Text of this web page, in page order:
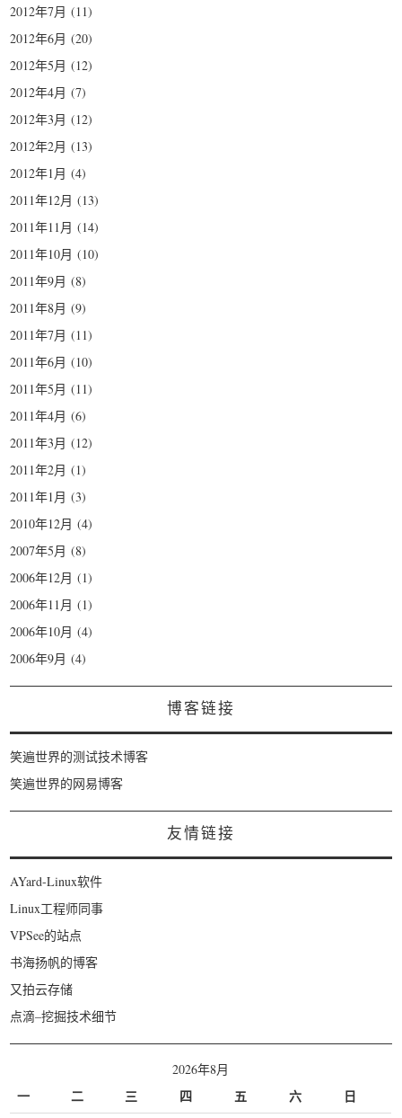
2012年7月 (11)
2012年6月 (20)
2012年5月 (12)
2012年4月 (7)
2012年3月 (12)
2012年2月 (13)
2012年1月 (4)
2011年12月 (13)
2011年11月 (14)
2011年10月 (10)
2011年9月 (8)
2011年8月 (9)
2011年7月 (11)
2011年6月 (10)
2011年5月 (11)
2011年4月 (6)
2011年3月 (12)
2011年2月 (1)
2011年1月 (3)
2010年12月 (4)
2007年5月 (8)
2006年12月 (1)
2006年11月 (1)
2006年10月 (4)
2006年9月 (4)
博客链接
笑遍世界的测试技术博客
笑遍世界的网易博客
友情链接
AYard-Linux软件
Linux工程师同事
VPSee的站点
书海扬帆的博客
又拍云存储
点滴–挖掘技术细节
2026年8月
一 二 三 四 五 六 日